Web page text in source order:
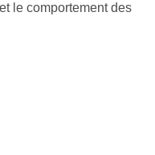
le comportement des